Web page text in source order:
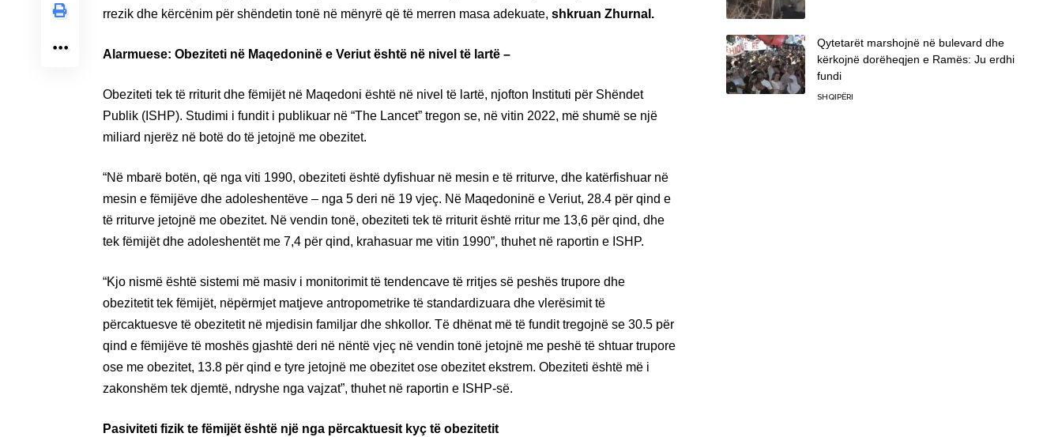
rrezik dhe kërcënim për shëndetin tonë në mënyrë që të merren masa adekuate, shkruan Zhurnal.
Alarmuese: Obeziteti në Maqedoninë e Veriut është në nivel të lartë –
Obeziteti tek të rriturit dhe fëmijët në Maqedoni është në nivel të lartë, njofton Instituti për Shëndet
Publik (ISHP). Studimi i fundit i publikuar në “The Lancet” tregon se, në vitin 2022, më shumë se një
miliard njerëz në botë do të jetojnë me obezitet.
“Në mbarë botën, që nga viti 1990, obeziteti është dyfishuar në mesin e të rriturve, dhe katërfishuar në
mesin e fëmijëve dhe adoleshentëve – nga 5 deri në 19 vjeç. Në Maqedoninë e Veriut, 28.4 për qind e
të rriturve jetojnë me obezitet. Në vendin tonë, obeziteti tek të rriturit është rritur me 13,6 për qind, dhe
tek fëmijët dhe adoleshentët me 7,4 për qind, krahasuar me vitin 1990”, thuhet në raportin e ISHP.
“Kjo nismë është sistemi më masiv i monitorimit të tendencave të rritjes së peshës trupore dhe
obezitetit tek fëmijët, nëpërmjet matjeve antropometrike të standardizuara dhe vlerësimit të
përcaktuesve të obezitetit në mjedisin familjar dhe shkollor. Të dhënat më të fundit tregojnë se 30.5 për
qind e fëmijëve të moshës gjashtë deri në nëntë vjeç në vendin tonë jetojnë me peshë të shtuar trupore
ose me obezitet, 13.8 për qind e tyre jetojnë me obezitet ose obezitet ekstrem. Obeziteti është më i
zakonshëm tek djemtë, ndryshe nga vajzat”, thuhet në raportin e ISHP-së.
Pasiviteti fizik te fëmijët është një nga përcaktuesit kyç të obezitetit
Qytetarët marshojnë në bulevard dhe
kërkojnë dorëheqjen e Ramës: Ju erdhi
fundi
SHQIPËRI